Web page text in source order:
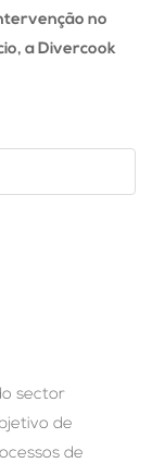
no
a Divercook
sector
de
de